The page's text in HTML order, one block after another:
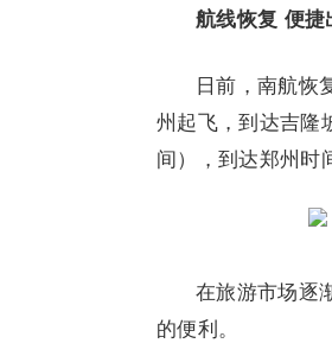
航线恢复 便捷
日前，南航恢
州起飞，到达吉隆
间），到达郑州时
在旅游市场逐
的便利。